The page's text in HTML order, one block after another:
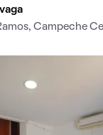
Campeche